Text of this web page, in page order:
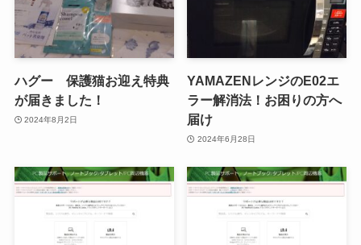
ハグー 保護猫お迎え特典
が届きました！
2024年8月2日
YAMAZENレンジのE02エ
ラー解消法！お困りの方へ
届け
2024年6月28日